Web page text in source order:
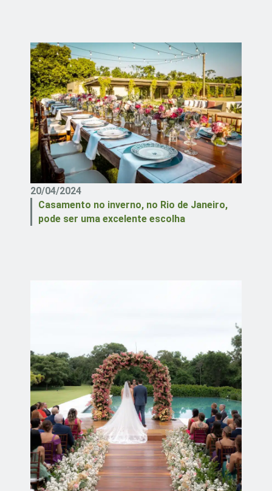
20/04/2024
Casamento no inverno, no Rio de Janeiro,
pode ser uma excelente escolha